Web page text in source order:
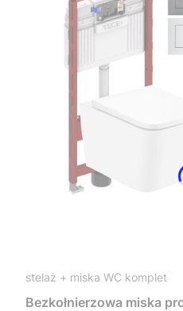
stelaż + miska WC komplet
Bezkołnierzowa miska